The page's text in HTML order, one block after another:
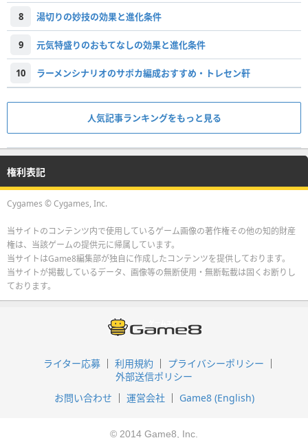
8 湯切りの妙技の効果と進化条件
9 元気特盛りのおもてなしの効果と進化条件
10 ラーメンシナリオのサポカ編成おすすめ・トレセン軒
人気記事ランキングをもっと見る
権利表記
Cygames © Cygames, Inc.
当サイトのコンテンツ内で使用しているゲーム画像の著作権その他の知的財産
権は、当該ゲームの提供元に帰属しています。
当サイトはGame8編集部が独自に作成したコンテンツを提供しております。
当サイトが掲載しているデータ、画像等の無断使用・無断転載は固くお断りし
ております。
ライター応募 利用規約
プライバシーポリシー
外部送信ポリシー
お問い合わせ
運営会社 Game8 (English)
© 2014 Game8, Inc.